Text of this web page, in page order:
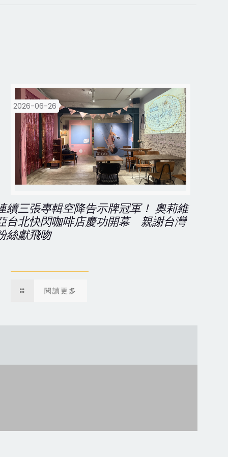
2026-06-26
續三張專輯空降告示牌冠軍！ 奧莉維
台北快閃咖啡店慶功開幕 親謝台灣
絲獻飛吻
閱讀更多